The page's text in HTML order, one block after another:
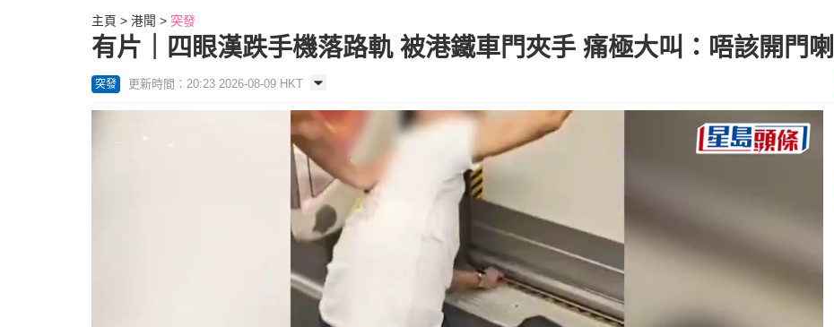
主頁 港聞 突發
有片｜四眼漢跌手機落路軌 被港鐵車門夾手 痛極大叫：唔該開門喇
突發 更新時間：20:23 2026-08-09 HKT